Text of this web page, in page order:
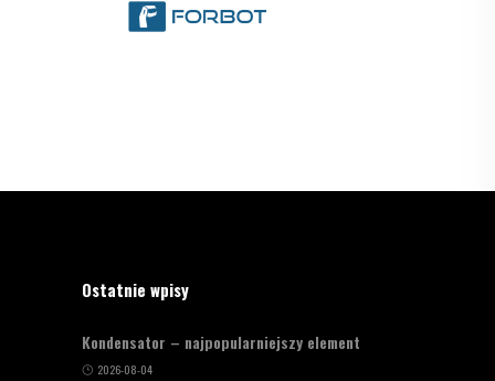
Ostatnie wpisy
Kondensator – najpopularniejszy element
2026-08-04